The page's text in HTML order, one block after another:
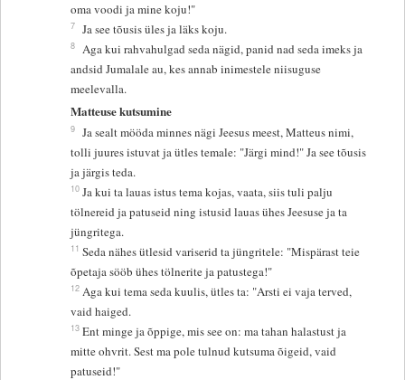
oma voodi ja mine koju!"
7 Ja see tõusis üles ja läks koju.
8 Aga kui rahvahulgad seda nägid, panid nad seda imeks ja
andsid Jumalale au, kes annab inimestele niisuguse
meelevalla.
Matteuse kutsumine
9 Ja sealt mööda minnes nägi Jeesus meest, Matteus nimi,
tolli juures istuvat ja ütles temale: "Järgi mind!" Ja see tõusis
ja järgis teda.
10 Ja kui ta lauas istus tema kojas, vaata, siis tuli palju
tölnereid ja patuseid ning istusid lauas ühes Jeesuse ja ta
jüngritega.
11 Seda nähes ütlesid variserid ta jüngritele: "Mispärast teie
õpetaja sööb ühes tölnerite ja patustega!"
12 Aga kui tema seda kuulis, ütles ta: "Arsti ei vaja terved,
vaid haiged.
13 Ent minge ja õppige, mis see on: ma tahan halastust ja
mitte ohvrit. Sest ma pole tulnud kutsuma õigeid, vaid
patuseid!"